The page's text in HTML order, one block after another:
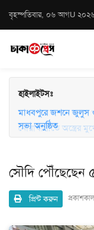
বৃহস্পতিবার, ০৬ আগU
হাইলাইটসঃ
নোয়াখালীতে অস্ত্রের
মাধবপুরে জশনে জুলুস ও
সভা অনুষ্ঠিত
সৌদি পৌঁছেছেন
প্রিন্ট করুন